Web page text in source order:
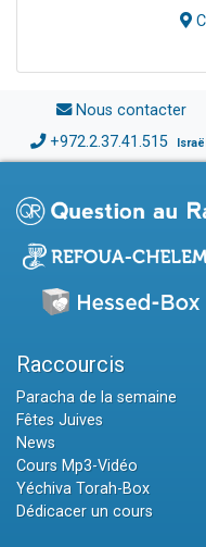
Nous contacter
+972.2.37.41.515 Israël
Raccourcis
Paracha de la semaine
Fêtes Juives
News
Cours Mp3-Vidéo
Yéchiva Torah-Box
Dédicacer un cours